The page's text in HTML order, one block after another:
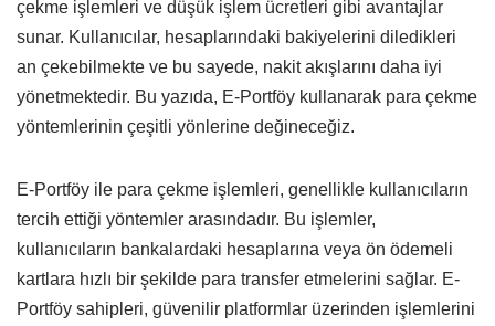
çekme işlemleri ve düşük işlem ücretleri gibi avantajlar
sunar. Kullanıcılar, hesaplarındaki bakiyelerini diledikleri
an çekebilmekte ve bu sayede, nakit akışlarını daha iyi
yönetmektedir. Bu yazıda, E-Portföy kullanarak para çekme
yöntemlerinin çeşitli yönlerine değineceğiz.
E-Portföy ile para çekme işlemleri, genellikle kullanıcıların
tercih ettiği yöntemler arasındadır. Bu işlemler,
kullanıcıların bankalardaki hesaplarına veya ön ödemeli
kartlara hızlı bir şekilde para transfer etmelerini sağlar. E-
Portföy sahipleri, güvenilir platformlar üzerinden işlemlerini